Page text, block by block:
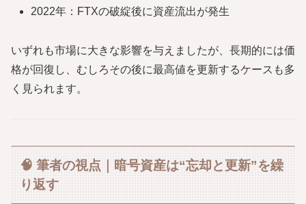
2022年：FTXの破綻後に資産流出が発生
いずれも市場に大きな影響を与えましたが、長期的には価
格が回復し、むしろその後に最高値を更新するケースも多
く見られます。
🧠 筆者の視点｜暗号資産は“忘却と更新”を繰
り返す